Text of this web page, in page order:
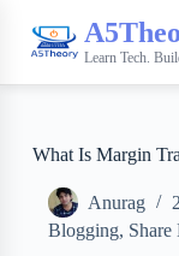
Learn Tech.
What Is Margin
Anurag
Blogging,